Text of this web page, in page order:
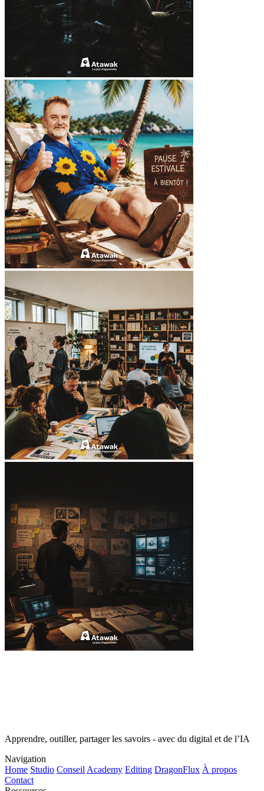
Apprendre, outiller, partager les savoirs - avec du digital et de l’IA
Navigation
Home Studio Conseil Academy Editing DragonFlux À propos
Contact